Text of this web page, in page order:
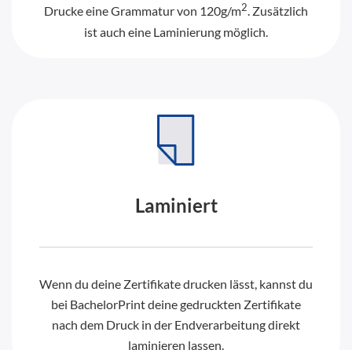
Drucke eine Grammatur von 120g/m2. Zusätzlich
ist auch eine Laminierung möglich.
Laminiert
Wenn du deine Zertifikate drucken lässt, kannst du
bei BachelorPrint deine gedruckten Zertifikate
nach dem Druck in der Endverarbeitung direkt
laminieren lassen.